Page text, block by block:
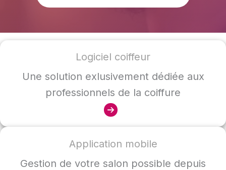
Logiciel coiffeur
Une solution exlusivement dédiée aux
professionnels de la coiffure
Application mobile
Gestion de votre salon possible depuis